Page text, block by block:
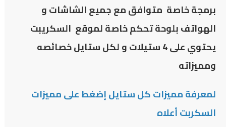
برمجة خاصة متوافق مع جميع الشاشات و
الهواتف بلوحة تحكم خاصة لموقع السكريبت
يحتوي على 4 ستيلات و لكل ستايل خصائصه
ومميزاته
لمعرفة مميزات كل ستايل إضغط على مميزات
السكربت أعلاه